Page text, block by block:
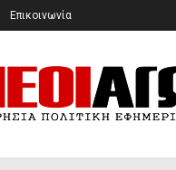
Επικοινωνία